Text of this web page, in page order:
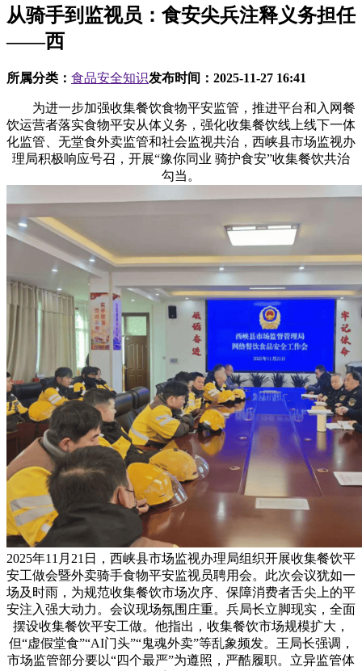
从骑手到监视员：食安尖兵注释义务担任
——西
所属分类： 食品安全知识发布时间： 2025-11-27 16:41
为进一步加强收集餐饮食物平安监管，推进平台和入网餐
饮运营者落实食物平安从体义务，强化收集餐饮线上线下一体
化监管、无堂食外卖监管和社会监视共治，西峡县市场监视办
理局积极响应号召，开展“豫你同业 骑护食安”收集餐饮共治
勾当。
2025年11月21日，西峡县市场监视办理局组织开展收集餐饮平
安工做会暨外卖骑手食物平安监视员聘用会。此次会议犹如一
场及时雨，为规范收集餐饮市场次序、保障消费者舌尖上的平
安注入强大动力。会议现场氛围庄重。兵局长立脚现实，全面
摆设收集餐饮平安工做。他指出，收集餐饮市场规模扩大，
但“虚假堂食”“AI门头”“鬼魂外卖”等乱象频发。王局长强调，
市场监管部分要以“四个最严”为遵照，严酷履职。立异监管体